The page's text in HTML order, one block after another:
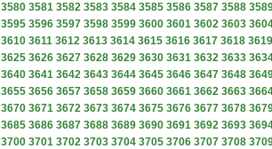
3580 3581 3582 3583 3584 3585 3586 3587 3588
3595 3596 3597 3598 3599 3600 3601 3602 3603
3610 3611 3612 3613 3614 3615 3616 3617 3618 3619
3625 3626 3627 3628 3629 3630 3631 3632 3633
3640 3641 3642 3643 3644 3645 3646 3647 3648
3655 3656 3657 3658 3659 3660 3661 3662 3663
3670 3671 3672 3673 3674 3675 3676 3677 3678
3685 3686 3687 3688 3689 3690 3691 3692 3693
3700 3701 3702 3703 3704 3705 3706 3707 3708